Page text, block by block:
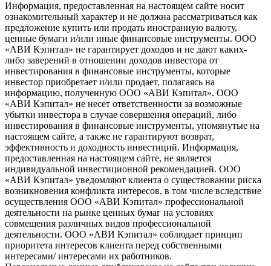
Информация, предоставленная на настоящем сайте носит
ознакомительный характер и не должна рассматриваться как
предложение купить или продать иностранную валюту,
ценные бумаги и/или иные финансовые инструменты. ООО
«АВИ Кэпитал» не гарантирует доходов и не дают каких-
либо заверений в отношении доходов инвестора от
инвестирования в финансовые инструменты, которые
инвестор приобретает и/или продает, полагаясь на
информацию, полученную ООО «АВИ Кэпитал». ООО
«АВИ Кэпитал» не несет ответственности за возможные
убытки инвестора в случае совершения операций, либо
инвестирования в финансовые инструменты, упомянутые на
настоящем сайте, а также не гарантируют возврат,
эффективность и доходность инвестиций. Информация,
предоставленная на настоящем сайте, не является
индивидуальной инвестиционной рекомендацией. ООО
«АВИ Кэпитал» уведомляют клиента о существовании риска
возникновения конфликта интересов, в том числе вследствие
осуществления ООО «АВИ Кэпитал» профессиональной
деятельности на рынке ценных бумаг на условиях
совмещения различных видов профессиональной
деятельности. ООО «АВИ Кэпитал» соблюдает принцип
приоритета интересов клиента перед собственными
интересами/ интересами их работников.